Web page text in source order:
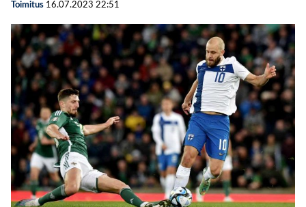
Toimitus 16.07.2023 22:51